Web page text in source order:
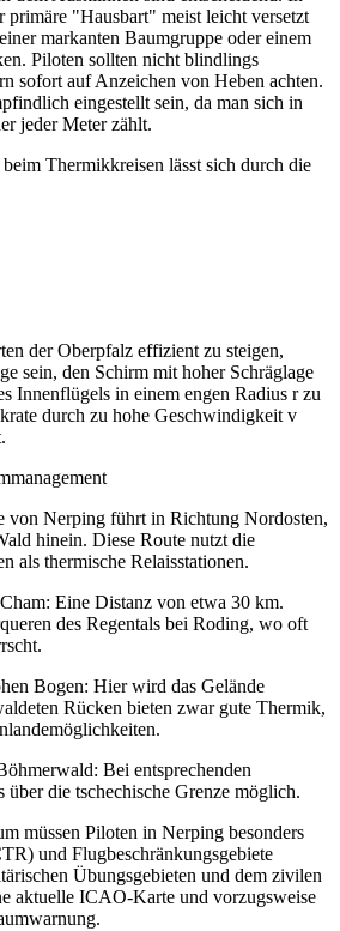
primäre "Hausbart" meist leicht versetzt
markanten Baumgruppe oder einem
Piloten sollten nicht blindlings
sofort auf Anzeichen von Heben achten.
eingestellt sein, da man sich in
jeder Meter zählt.
Thermikkreisen lässt sich durch die
der Oberpfalz effizient zu steigen,
sein, den Schirm mit hoher Schräglage
Innenflügels in einem engen Radius r zu
durch zu hohe Geschwindigkeit v
von Nerping führt in Richtung Nordosten,
hinein. Diese Route nutzt die
als thermische Relaisstationen.
Eine Distanz von etwa 30 km.
des Regentals bei Roding, wo oft
Bogen: Hier wird das Gelände
Rücken bieten zwar gute Thermik,
Bei entsprechenden
die tschechische Grenze möglich.
müssen Piloten in Nerping besonders
und Flugbeschränkungsgebiete
Übungsgebieten und dem zivilen
aktuelle ICAO-Karte und vorzugsweise